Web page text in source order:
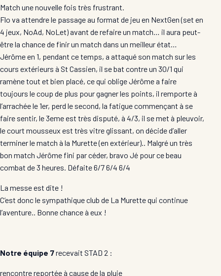
Match une nouvelle fois très frustrant.
Flo va attendre le passage au format de jeu en NextGen (set en
4 jeux, NoAd, NoLet) avant de refaire un match… il aura peut-
être la chance de finir un match dans un meilleur état…
Jérôme en 1, pendant ce temps, a attaqué son match sur les
cours extérieurs à St Cassien, il se bat contre un 30/1 qui
ramène tout et bien placé, ce qui oblige Jérôme a faire
toujours le coup de plus pour gagner les points, il remporte à
l’arrachée le 1er, perd le second, la fatigue commençant à se
faire sentir, le 3eme est très disputé, à 4/3, il se met à pleuvoir,
le court mousseux est très vitre glissant, on décide d’aller
terminer le match à la Murette (en extérieur).. Malgré un très
bon match Jérôme fini par céder, bravo Jé pour ce beau
combat de 3 heures. Défaite 6/7 6/4 6/4
La messe est dite !
C’est donc le sympathique club de La Murette qui continue
l’aventure.. Bonne chance à eux !
Notre équipe 7recevait STAD 2 :
rencontre reportée à cause de la pluie